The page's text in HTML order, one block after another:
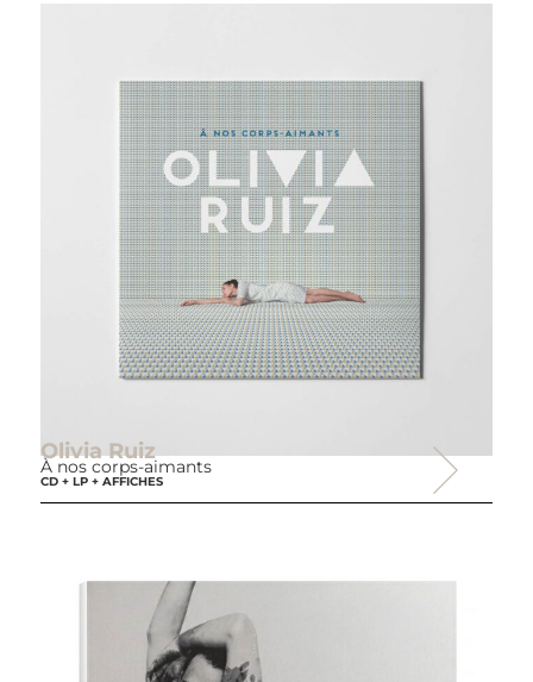
Olivia Ruiz
À nos corps-aimants
CD + LP + AFFICHES